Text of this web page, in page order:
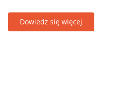
Dowiedz się więcej